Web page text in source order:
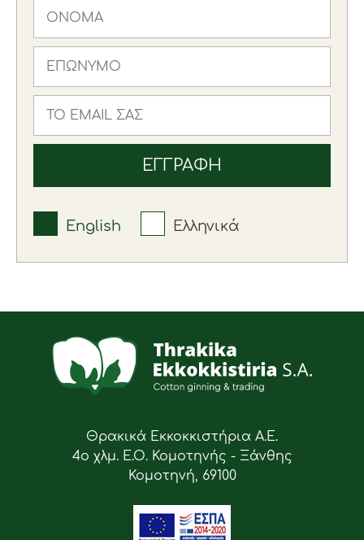
English Ελληνικά
Θρακικά Εκκοκκιστήρια Α.Ε.
4ο χλμ. Ε.Ο. Κομοτηνής - Ξάνθης
Κομοτηνή, 69100